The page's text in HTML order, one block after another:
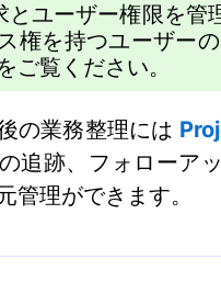
とユーザー権限を管
権を持つユーザー
ご覧ください。
の業務整理には
追跡、フォローア
管理ができます。